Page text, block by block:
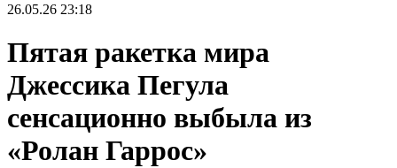
26.05.26 23:18
Пятая ракетка мира
Джессика Пегула
сенсационно выбыла из
«Ролан Гаррос»